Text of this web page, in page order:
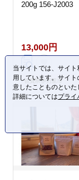
200g 156-J2003
13,000円
佐賀県 伊万里市
当サイトでは、サイ
用しています。サイ
意したことものといた
詳細についてはプライ